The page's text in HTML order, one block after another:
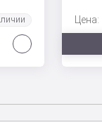
Цена: